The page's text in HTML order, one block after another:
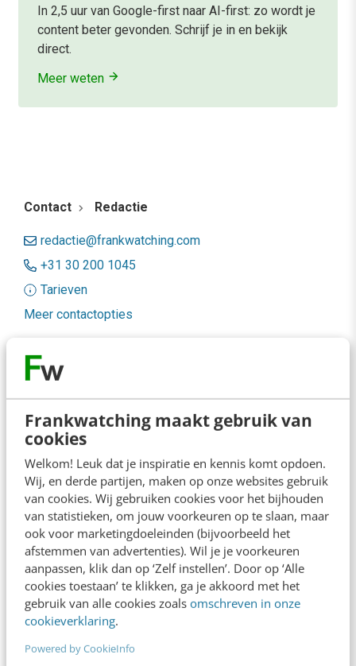
Frankwatching maakt gebruik van
cookies
Welkom! Leuk dat je inspiratie en kennis komt opdoen.
Wij, en derde partijen, maken op onze websites gebruik
van cookies. Wij gebruiken cookies voor het bijhouden
van statistieken, om jouw voorkeuren op te slaan, maar
ook voor marketingdoeleinden (bijvoorbeeld het
afstemmen van advertenties). Wil je je voorkeuren
aanpassen, klik dan op ‘Zelf instellen’. Door op ‘Alle
cookies toestaan’ te klikken, ga je akkoord met het
gebruik van alle cookies zoals omschreven in onze
cookieverklaring.
Powered by CookieInfo
In 2,5 uur van Google-first naar AI-first: zo wordt je
content beter gevonden. Schrijf je in en bekijk
direct.
Meer weten
Contact Redactie
redactie@frankwatching.com
+31 30 200 1045
Tarieven
Meer contactopties
Frankwatching
Adverteren
Contact
Nieuwsbrieven
Over ons
Ons team
Werken bij
Whitepapers
Blog
AI & Tech